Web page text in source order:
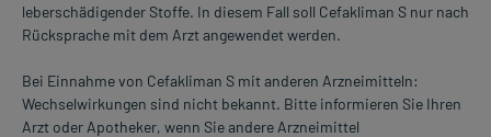
leberschädigender Stoffe. In diesem Fall soll Cefakliman S nur nach
Rücksprache mit dem Arzt angewendet werden.
Bei Einnahme von Cefakliman S mit anderen Arzneimitteln:
Wechselwirkungen sind nicht bekannt. Bitte informieren Sie Ihren
Arzt oder Apotheker, wenn Sie andere Arzneimittel